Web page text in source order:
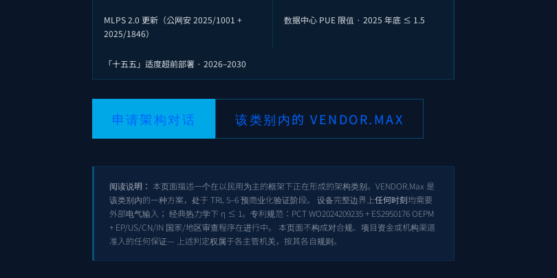
MLPS 2.0 更新（公网安 2025/1001 +
2025/1846）
数据中心 PUE 限值 · 2025 年底 ≤ 1.5
「十五五」适度超前部署 · 2026–2030
申请架构对话 该类别内的 VENDOR.MAX
阅读说明： 本页面描述一个在以民用为主的框架下正在形成的架构类别。VENDOR.Max 是
该类别内的一种方案，处于 TRL 5–6 预商业化验证阶段。 设备完整边界上任何时刻均需要
外部电气输入； 经典热力学下 η ≤ 1。专利规范：PCTWO2024209235+ ES2950176OEPM
+ EP/US/CN/IN 国家/地区审查程序在进行中。 本页面不构成对合规、项目资金或机构渠道
准入的任何保证— 上述判定权属于各主管机关，按其各自规则。